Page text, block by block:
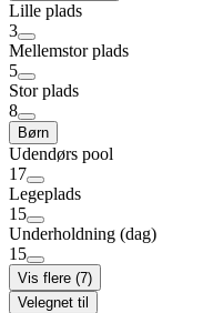
Lille plads
3
Mellemstor plads
5
Stor plads
8
Børn
Udendørs pool
17
Legeplads
15
Underholdning (dag)
15
Vis flere (7)
Velegnet til